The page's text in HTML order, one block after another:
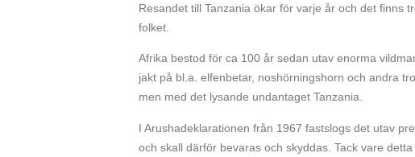
Resandet till Tanzania ökar för varje år och det finns
folket.
Afrika bestod för ca 100 år sedan utav enorma
jakt på bl.a. elfenbetar, noshörningshorn och andra
men med det lysande undantaget Tanzania.
I Arushadeklarationen från 1967 fastslogs det utav
och skall därför bevaras och skyddas. Tack vare